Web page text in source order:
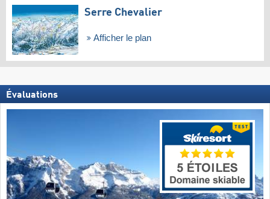
Serre Chevalier
Afficher le plan
Évaluations